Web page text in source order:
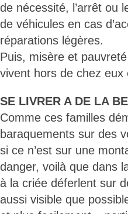
de nécessité, l’arrêt ou
de véhicules en cas
réparations légères.
Puis, misère et
vivent hors de chez eux
SE LIVRER A DE LA
Comme ces familles
baraquements sur des
si ce n’est sur une
danger, voilà que dans
à la criée déferlent sur
aussi visible que